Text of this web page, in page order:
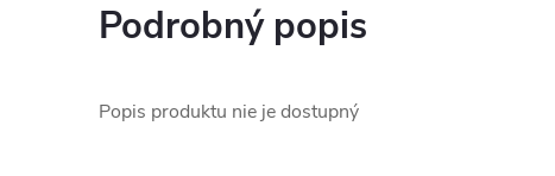
Podrobný popis
Popis produktu nie je dostupný